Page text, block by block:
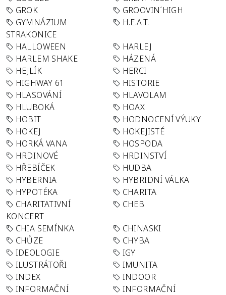
GROK
GROOVIN´HIGH
GYMNÁZIUM
STRAKONICE
H.E.A.T.
HALLOWEEN
HARLEJ
HARLEM SHAKE
HÁZENÁ
HEJLÍK
HERCI
HIGHWAY 61
HISTORIE
HLASOVÁNÍ
HLAVOLAM
HLUBOKÁ
HOAX
HOBIT
HODNOCENÍ VÝUKY
HOKEJ
HOKEJISTÉ
HORKÁ VANA
HOSPODA
HRDINOVÉ
HRDINSTVÍ
HŘEBÍČEK
HUDBA
HYBERNIA
HYBRIDNÍ VÁLKA
HYPOTÉKA
CHARITA
CHARITATIVNÍ
KONCERT
CHEB
CHIA SEMÍNKA
CHINASKI
CHŮZE
CHYBA
IDEOLOGIE
IGY
ILUSTRÁTOŘI
IMUNITA
INDEX
INDOOR
INFORMAČNÍ
INFORMAČNÍ